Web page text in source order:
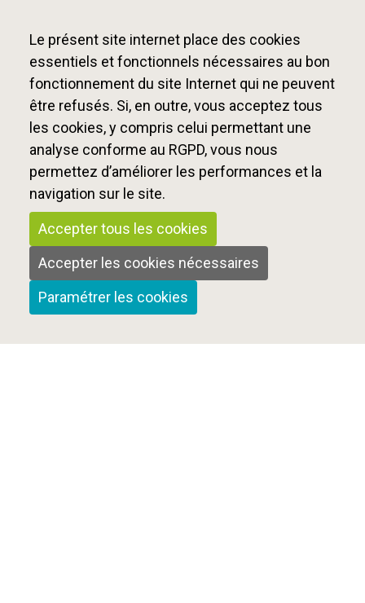
Le présent site internet place des cookies
essentiels et fonctionnels nécessaires au bon
fonctionnement du site Internet qui ne peuvent
être refusés. Si, en outre, vous acceptez tous
les cookies, y compris celui permettant une
analyse conforme au RGPD, vous nous
permettez d’améliorer les performances et la
navigation sur le site.
Accepter tous les cookies
Accepter les cookies nécessaires
Paramétrer les cookies